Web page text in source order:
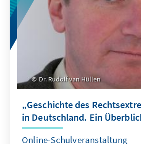
Dr. Rudolf van Hüllen
„Geschichte des
in Deutschland. Ein
Online-Schulveranstaltung